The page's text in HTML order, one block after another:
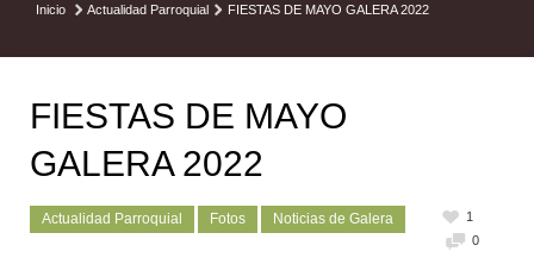
Inicio Actualidad Parroquial FIESTAS DE MAYO GALERA 2022
FIESTAS DE MAYO
GALERA 2022
Actualidad Parroquial Fotos Noticias de Galera
1
0